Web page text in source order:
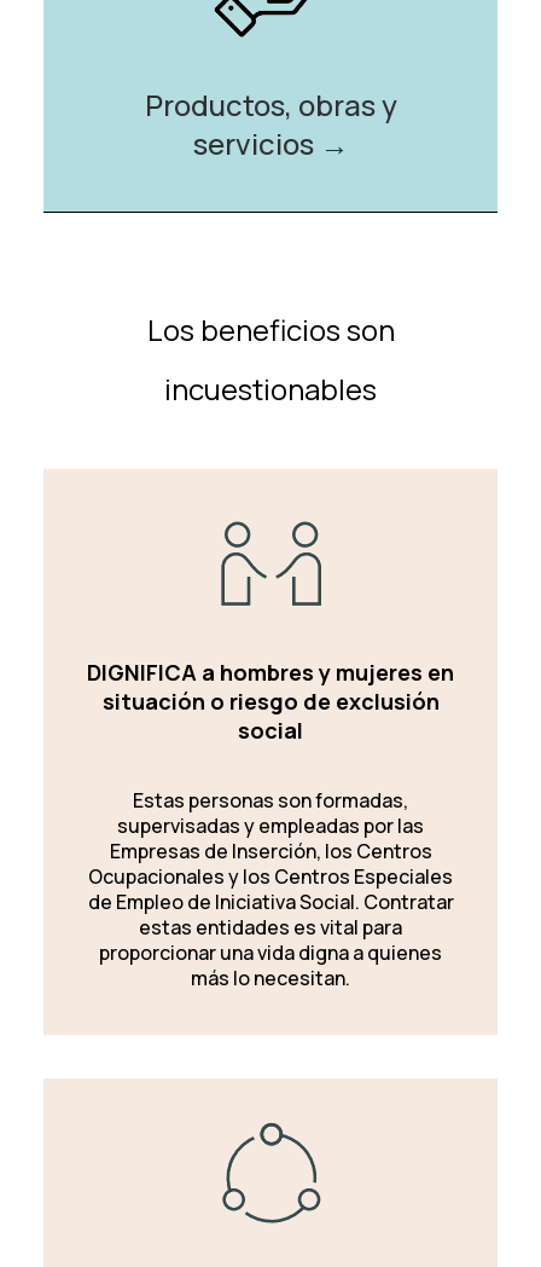
Productos, obras y
servicios →️
Los beneficios son
incuestionables
DIGNIFICA a hombres y mujeres en
situación o riesgo de exclusión
social
Estas personas son formadas,
supervisadas y empleadas por las
Empresas de Inserción, los Centros
Ocupacionales y los Centros Especiales
de Empleo de Iniciativa Social. Contratar
estas entidades es vital para
proporcionar una vida digna a quienes
más lo necesitan.